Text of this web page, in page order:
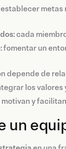
establecer metas
: cada
: fomentar un
depende de
los valores
motivan y
un